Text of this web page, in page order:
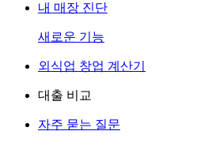
내 매장 진단
새로운 기능
외식업 창업 계산기
대출 비교
자주 묻는 질문